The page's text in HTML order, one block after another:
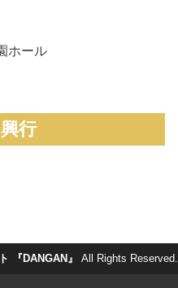
ホール
行
『DANGAN』 All Rights Reserved.